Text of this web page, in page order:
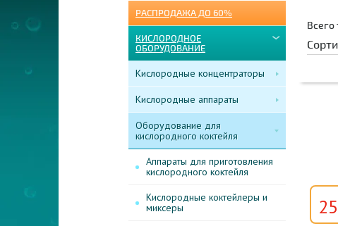
РАСПРОДАЖА ДО 60%
КИСЛОРОДНОЕ
ОБОРУДОВАНИЕ
Кислородные концентраторы
Кислородные аппараты
Оборудование для
кислородного коктейля
Аппараты для приготовления
кислородного коктейля
Кислородные коктейлеры и
миксеры
Всего